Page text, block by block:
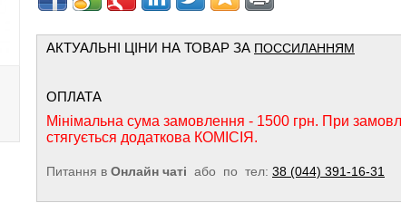
АКТУАЛЬНІ ЦІНИ НА ТОВАР ЗА ПОССИЛАННЯМ
ОПЛАТА
Мінімальна сума замовлення - 1500 грн. При
стягується додаткова КОМІСІЯ.
Питання в Онлайн чаті або по тел: 38 (044) 391-16-31